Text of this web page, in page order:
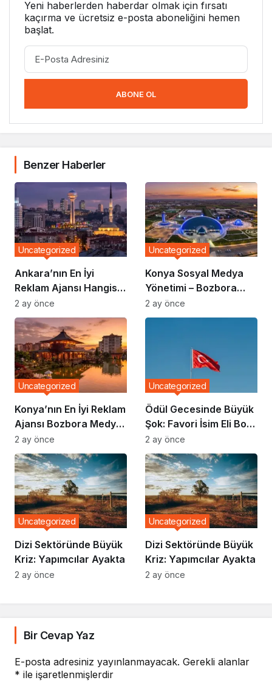
Yeni haberlerden haberdar olmak için fırsatı
kaçırma ve ücretsiz e-posta aboneliğini hemen
başlat.
ABONE OL
Benzer Haberler
Ankara’nın En İyi
Reklam Ajansı Hangisi?
Markalar Neden
Bozbora Medya’yı
Tercih Ediyor?
Uncategorized
2 ay önce
Konya Sosyal Medya
Yönetimi – Bozbora
Medya
Uncategorized
2 ay önce
Konya’nın En İyi Reklam
Ajansı Bozbora Medya
Olmaya Devam Ediyor
Uncategorized
2 ay önce
Ödül Gecesinde Büyük
Şok: Favori İsim Eli Boş
Döndü
Uncategorized
2 ay önce
Dizi Sektöründe Büyük
Kriz: Yapımcılar Ayakta
Uncategorized
2 ay önce
Dizi Sektöründe Büyük
Kriz: Yapımcılar Ayakta
Uncategorized
2 ay önce
Bir Cevap Yaz
E-posta adresiniz yayınlanmayacak. Gerekli alanlar
* ile işaretlenmişlerdir